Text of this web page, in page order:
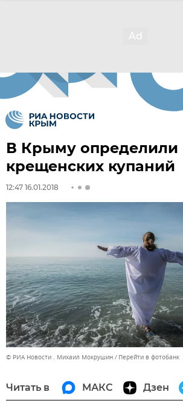
В Крыму определили
крещенских купаний
12:47 16.01.2018
© РИА Новости . Михаил Мокрушин Перейти в фотобанк
Читать в МАКС Дзен